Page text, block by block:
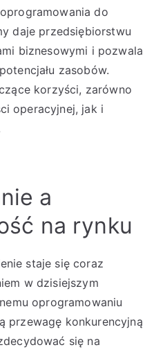
do
daje przedsiębiorstwu
biznesowymi i pozwala
zasobów.
korzyści, zarówno
operacyjnej, jak i
a
na rynku
staje się coraz
w dzisiejszym
oprogramowaniu
przewagę konkurencyjną
się na